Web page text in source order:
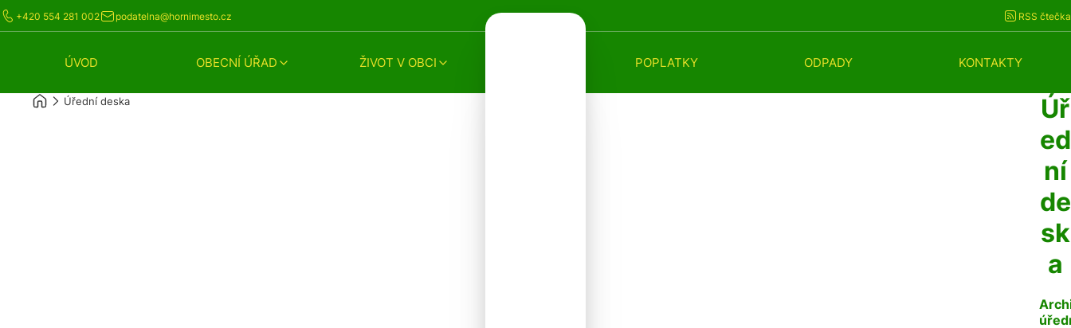
+420 554 281 002 podatelna@hornimesto.cz RSS čtečka
ÚVOD OBECNÍ ÚŘAD ŽIVOT V OBCI POPLATKY ODPADY KONTAKTY
Úřední deska
Úř
ed
ní
de
sk
a